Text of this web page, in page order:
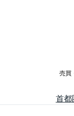
売買
首